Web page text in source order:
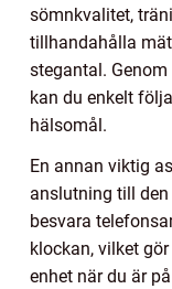
sömnkvalitet,
tillhandahålla
stegantal.
kan du enkelt
hälsomål.
En annan viktig
anslutning till
besvara
klockan, vilket
enhet när du är